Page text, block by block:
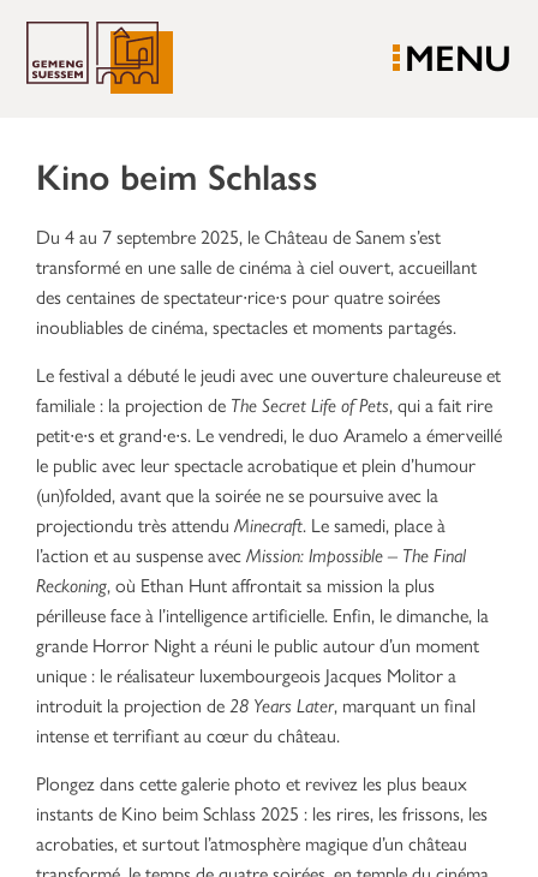
MENU
Kino beim Schlass
Du 4 au 7 septembre 2025, le Château de Sanem s’est
transformé en une salle de cinéma à ciel ouvert, accueillant
des centaines de spectateur∙rice∙s pour quatre soirées
inoubliables de cinéma, spectacles et moments partagés.
Le festival a débuté le jeudi avec une ouverture chaleureuse et
familiale : la projection de The Secret Life of Pets, qui a fait rire
petit∙e∙s et grand∙e∙s. Le vendredi, le duo Aramelo a émerveillé
le public avec leur spectacle acrobatique et plein d’humour
(un)folded, avant que la soirée ne se poursuive avec la
projectiondu très attendu Minecraft. Le samedi, place à
l’action et au suspense avecMission: Impossible – The Final
Reckoning, où Ethan Hunt affrontait sa mission la plus
périlleuse face à l’intelligence artificielle. Enfin, le dimanche, la
grande Horror Night a réuni le public autour d’un moment
unique : le réalisateur luxembourgeois Jacques Molitor a
introduit la projection de28 Years Later, marquant un final
intense et terrifiant au cœur du château.
Plongez dans cette galerie photo et revivez les plus beaux
instants de Kino beim Schlass 2025 : les rires, les frissons, les
acrobaties, et surtout l’atmosphère magique d’un château